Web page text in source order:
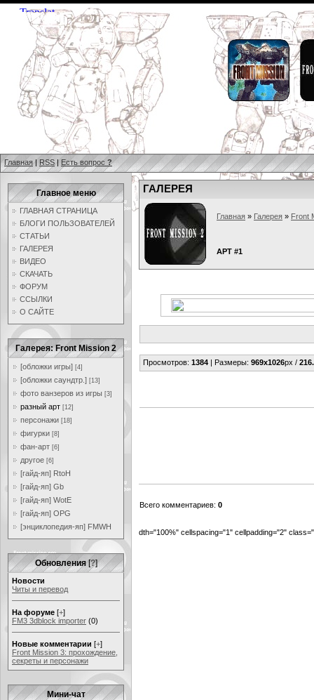
Главная | RSS | Есть вопрос ?
Главное меню
ГЛАВНАЯ СТРАНИЦА
БЛОГИ ПОЛЬЗОВАТЕЛЕЙ
СТАТЬИ
ГАЛЕРЕЯ
ВИДЕО
СКАЧАТЬ
ФОРУМ
ССЫЛКИ
О САЙТЕ
Галерея: Front Mission 2
[обложки игры] [4]
[обложки саундтр.] [13]
фото ванзеров из игры [3]
разный арт [12]
персонажи [18]
фигурки [8]
фан-арт [6]
другое [6]
[гайд-яп] RtoH
[гайд-яп] Gb
[гайд-яп] WotE
[гайд-яп] OPG
[энциклопедия-яп] FMWH
Обновления [?]
Новости
Читы и перевод
На форуме [+]
FM3 3dblock importer (0)
Новые комментарии [+]
Front Mission 3: прохождение,
секреты и персонажи
Мини-чат
ГАЛЕРЕЯ
Главная » Галерея » Front
АРТ #1
Просмотров: 1384 | Размеры: 969x1026px /
Всего комментариев: 0
dth="100%" cellspacing="1" cellpadding="2"